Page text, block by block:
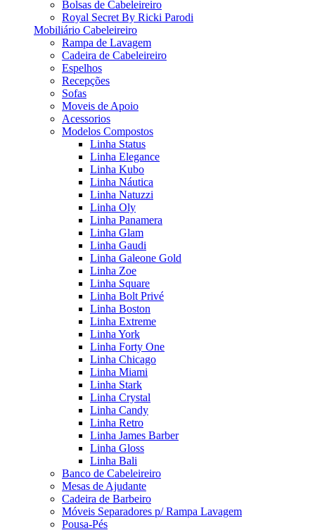
Bolsas de Cabeleireiro
Royal Secret By Ricki Parodi
Mobiliário Cabeleireiro
Rampa de Lavagem
Cadeira de Cabeleireiro
Espelhos
Recepções
Sofas
Moveis de Apoio
Acessorios
Modelos Compostos
Linha Status
Linha Elegance
Linha Kubo
Linha Náutica
Linha Natuzzi
Linha Oly
Linha Panamera
Linha Glam
Linha Gaudi
Linha Galeone Gold
Linha Zoe
Linha Square
Linha Bolt Privé
Linha Boston
Linha Extreme
Linha York
Linha Forty One
Linha Chicago
Linha Miami
Linha Stark
Linha Crystal
Linha Candy
Linha Retro
Linha James Barber
Linha Gloss
Linha Bali
Banco de Cabeleireiro
Mesas de Ajudante
Cadeira de Barbeiro
Móveis Separadores p/ Rampa Lavagem
Pousa-Pés